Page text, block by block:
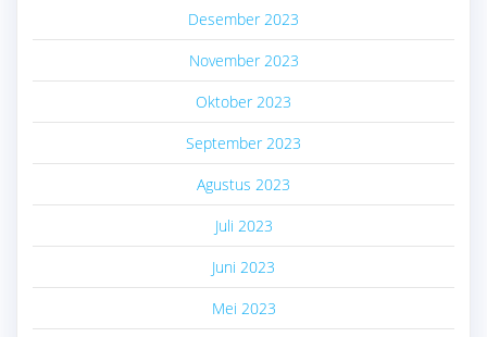
Desember 2023
November 2023
Oktober 2023
September 2023
Agustus 2023
Juli 2023
Juni 2023
Mei 2023